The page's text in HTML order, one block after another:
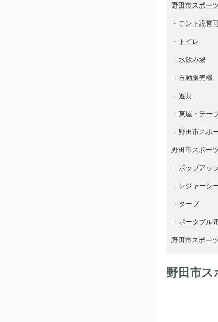
野田市スポー
テント設営
トイレ
水飲み場
自動販売機
遊具
東屋・テー
野田市スポ
野田市スポー
ポップアッ
レジャーシ
タープ
ポータブル
野田市スポー
野田市ス